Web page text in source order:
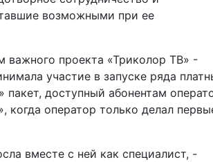
возможными при ее
важного проекта «Триколор ТВ» -
участие в запуске ряда
доступный абонентам
оператор только делал
вместе с ней как специалист, -